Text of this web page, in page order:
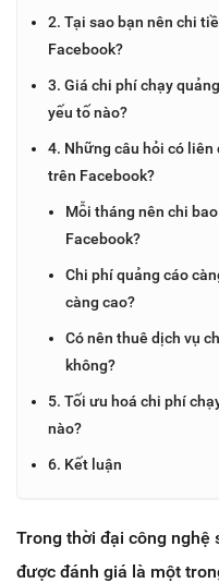
2. Tại sao bạn nên chi
Facebook?
3. Giá chi phí chạy
yếu tố nào?
4. Những câu hỏi có liên
trên Facebook?
Mỗi tháng nên chi
Facebook?
Chi phí quảng cáo
càng cao?
Có nên thuê dịch vụ
không?
5. Tối ưu hoá chi phí
nào?
6. Kết luận
Trong thời đại công nghệ
được đánh giá là một